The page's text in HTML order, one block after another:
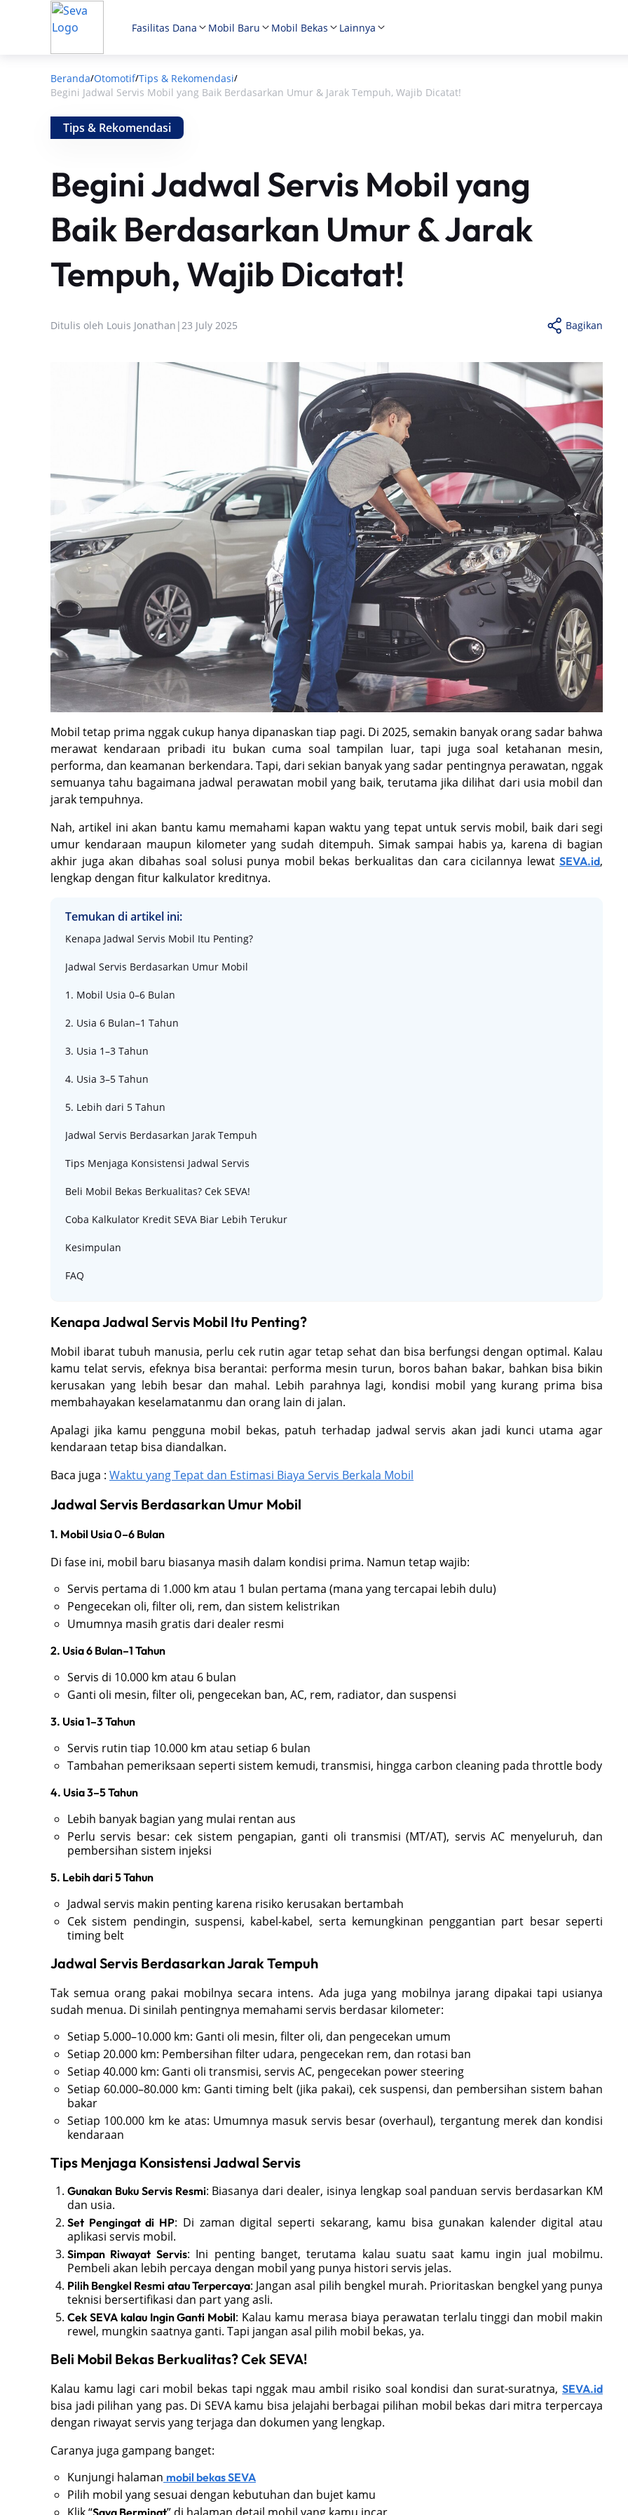
Fasilitas Dana Mobil Baru Mobil Bekas Lainnya
Beranda/Otomotif/Tips & Rekomendasi/
Begini Jadwal Servis Mobil yang Baik Berdasarkan Umur & Jarak Tempuh, Wajib Dicatat!
Tips & Rekomendasi
Begini Jadwal Servis Mobil yang
Baik Berdasarkan Umur & Jarak
Tempuh, Wajib Dicatat!
Ditulis oleh Louis Jonathan |23 July 2025 Bagikan
Mobil tetap prima nggak cukup hanya dipanaskan tiap pagi. Di 2025, semakin banyak orang sadar bahwa
merawat kendaraan pribadi itu bukan cuma soal tampilan luar, tapi juga soal ketahanan mesin,
performa, dan keamanan berkendara. Tapi, dari sekian banyak yang sadar pentingnya perawatan, nggak
semuanya tahu bagaimana jadwal perawatan mobil yang baik, terutama jika dilihat dari usia mobil dan
jarak tempuhnya.
Nah, artikel ini akan bantu kamu memahami kapan waktu yang tepat untuk servis mobil, baik dari segi
umur kendaraan maupun kilometer yang sudah ditempuh. Simak sampai habis ya, karena di bagian
akhir juga akan dibahas soal solusi punya mobil bekas berkualitas dan cara cicilannya lewat SEVA.id,
lengkap dengan fitur kalkulator kreditnya.
Temukan di artikel ini:
Kenapa Jadwal Servis Mobil Itu Penting?
Jadwal Servis Berdasarkan Umur Mobil
1. Mobil Usia 0–6 Bulan
2. Usia 6 Bulan–1 Tahun
3. Usia 1–3 Tahun
4. Usia 3–5 Tahun
5. Lebih dari 5 Tahun
Jadwal Servis Berdasarkan Jarak Tempuh
Tips Menjaga Konsistensi Jadwal Servis
Beli Mobil Bekas Berkualitas? Cek SEVA!
Coba Kalkulator Kredit SEVA Biar Lebih Terukur
Kesimpulan
FAQ
Kenapa Jadwal Servis Mobil Itu Penting?
Mobil ibarat tubuh manusia, perlu cek rutin agar tetap sehat dan bisa berfungsi dengan optimal. Kalau
kamu telat servis, efeknya bisa berantai: performa mesin turun, boros bahan bakar, bahkan bisa bikin
kerusakan yang lebih besar dan mahal. Lebih parahnya lagi, kondisi mobil yang kurang prima bisa
membahayakan keselamatanmu dan orang lain di jalan.
Apalagi jika kamu pengguna mobil bekas, patuh terhadap jadwal servis akan jadi kunci utama agar
kendaraan tetap bisa diandalkan.
Baca juga : Waktu yang Tepat dan Estimasi Biaya Servis Berkala Mobil
Jadwal Servis Berdasarkan Umur Mobil
1. Mobil Usia 0–6 Bulan
Di fase ini, mobil baru biasanya masih dalam kondisi prima. Namun tetap wajib:
Servis pertama di 1.000 km atau 1 bulan pertama (mana yang tercapai lebih dulu)
Pengecekan oli, filter oli, rem, dan sistem kelistrikan
Umumnya masih gratis dari dealer resmi
2. Usia 6 Bulan–1 Tahun
Servis di 10.000 km atau 6 bulan
Ganti oli mesin, filter oli, pengecekan ban, AC, rem, radiator, dan suspensi
3. Usia 1–3 Tahun
Servis rutin tiap 10.000 km atau setiap 6 bulan
Tambahan pemeriksaan seperti sistem kemudi, transmisi, hingga carbon cleaning pada throttle body
4. Usia 3–5 Tahun
Lebih banyak bagian yang mulai rentan aus
Perlu servis besar: cek sistem pengapian, ganti oli transmisi (MT/AT), servis AC menyeluruh, dan
pembersihan sistem injeksi
5. Lebih dari 5 Tahun
Jadwal servis makin penting karena risiko kerusakan bertambah
Cek sistem pendingin, suspensi, kabel-kabel, serta kemungkinan penggantian part besar seperti
timing belt
Jadwal Servis Berdasarkan Jarak Tempuh
Tak semua orang pakai mobilnya secara intens. Ada juga yang mobilnya jarang dipakai tapi usianya
sudah menua. Di sinilah pentingnya memahami servis berdasar kilometer:
Setiap 5.000–10.000 km: Ganti oli mesin, filter oli, dan pengecekan umum
Setiap 20.000 km: Pembersihan filter udara, pengecekan rem, dan rotasi ban
Setiap 40.000 km: Ganti oli transmisi, servis AC, pengecekan power steering
Setiap 60.000–80.000 km: Ganti timing belt (jika pakai), cek suspensi, dan pembersihan sistem bahan
bakar
Setiap 100.000 km ke atas: Umumnya masuk servis besar (overhaul), tergantung merek dan kondisi
kendaraan
Tips Menjaga Konsistensi Jadwal Servis
Gunakan Buku Servis Resmi: Biasanya dari dealer, isinya lengkap soal panduan servis berdasarkan KM
dan usia.
Set Pengingat di HP: Di zaman digital seperti sekarang, kamu bisa gunakan kalender digital atau
aplikasi servis mobil.
Simpan Riwayat Servis: Ini penting banget, terutama kalau suatu saat kamu ingin jual mobilmu.
Pembeli akan lebih percaya dengan mobil yang punya histori servis jelas.
Pilih Bengkel Resmi atau Terpercaya: Jangan asal pilih bengkel murah. Prioritaskan bengkel yang punya
teknisi bersertifikasi dan part yang asli.
Cek SEVA kalau Ingin Ganti Mobil: Kalau kamu merasa biaya perawatan terlalu tinggi dan mobil makin
rewel, mungkin saatnya ganti. Tapi jangan asal pilih mobil bekas, ya.
Beli Mobil Bekas Berkualitas? Cek SEVA!
Kalau kamu lagi cari mobil bekas tapi nggak mau ambil risiko soal kondisi dan surat-suratnya, SEVA.id
bisa jadi pilihan yang pas. Di SEVA kamu bisa jelajahi berbagai pilihan mobil bekas dari mitra terpercaya
dengan riwayat servis yang terjaga dan dokumen yang lengkap.
Caranya juga gampang banget:
Kunjungi halaman mobil bekas SEVA
Pilih mobil yang sesuai dengan kebutuhan dan bujet kamu